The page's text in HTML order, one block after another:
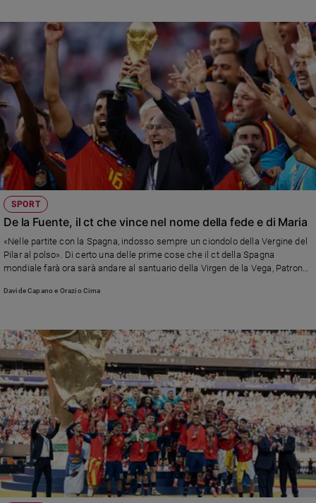
streaming
Musica
Arte
Famiglia
ed
educazione
Genitori
figli
Nonni
Scuola
Adolescenza
Vai
Riflessioni
Foto
Video
SPORT
De la Fuente, il ct che vince nel nome della fede e di Maria
«Nelle partite con la Spagna, indosso sempre un ciondolo della Vergine del
Pilar al polso». Di certo una delle prime cose che il ct della Spagna
mondiale farà ora sarà andare al santuario della Virgen de la Vega, Patrona
Davide Capano e Orazio Cima